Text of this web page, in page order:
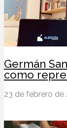
Germán
como
23 de febrero de